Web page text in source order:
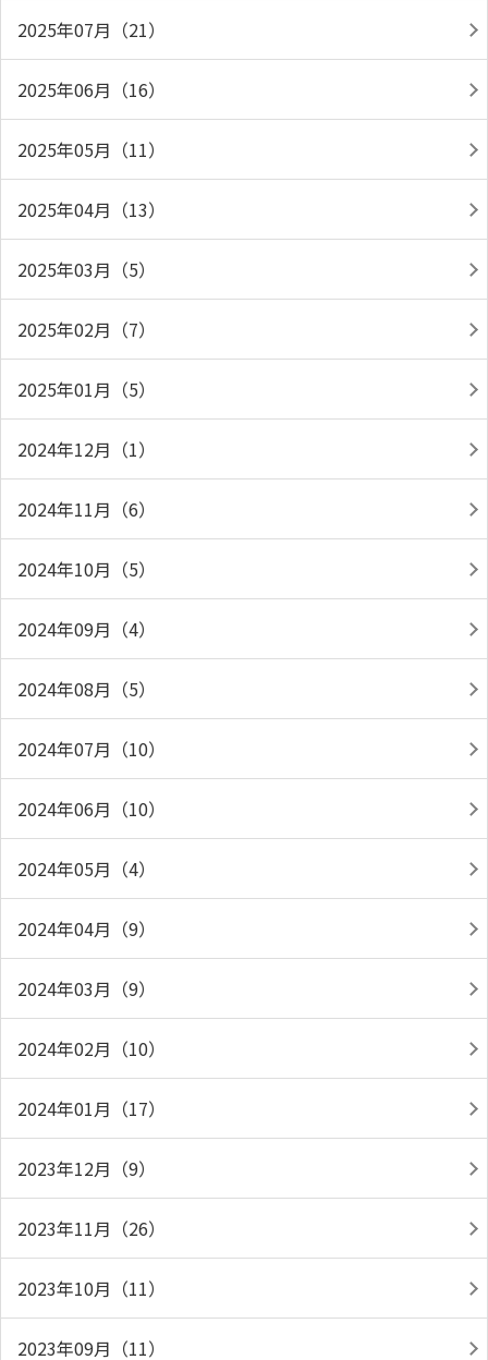
2025年07月（21）
2025年06月（16）
2025年05月（11）
2025年04月（13）
2025年03月（5）
2025年02月（7）
2025年01月（5）
2024年12月（1）
2024年11月（6）
2024年10月（5）
2024年09月（4）
2024年08月（5）
2024年07月（10）
2024年06月（10）
2024年05月（4）
2024年04月（9）
2024年03月（9）
2024年02月（10）
2024年01月（17）
2023年12月（9）
2023年11月（26）
2023年10月（11）
2023年09月（11）